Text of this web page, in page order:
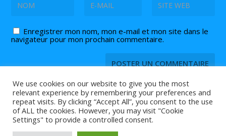
Enregistrer mon nom, mon e-mail et mon site dans le
navigateur pour mon prochain commentaire.
© 2026 Tout ce que vous devez savoir sur letennis de table
leping pongest sur Tennis2Table.
We use cookies on our website to give you the most
relevant experience by remembering your preferences and
repeat visits. By clicking “Accept All”, you consent to the use
of ALL the cookies. However, you may visit "Cookie
Settings" to provide a controlled consent.